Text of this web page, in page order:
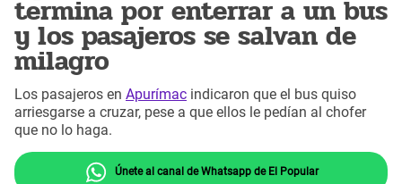
termina por enterrar a un bus
y los pasajeros se salvan de
milagro
Los pasajeros en Apurímac indicaron que el bus quiso
arriesgarse a cruzar, pese a que ellos le pedían al chofer
que no lo haga.
Únete al canal de Whatsapp de El Popular